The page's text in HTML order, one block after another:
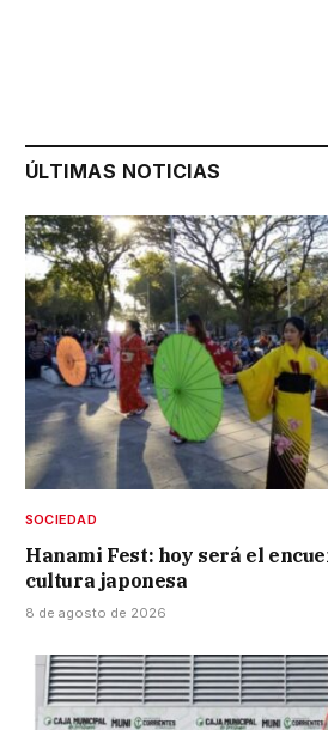
ÚLTIMAS NOTICIAS
SOCIEDAD
Hanami Fest: hoy será el
cultura japonesa
8 de agosto de 2026